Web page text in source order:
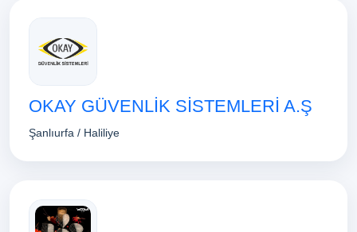
OKAY GÜVENLİK SİSTEMLERİ A.Ş
Şanlıurfa / Haliliye